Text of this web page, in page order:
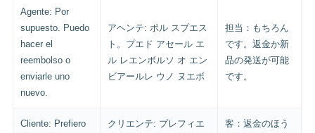
Agente: Por
supuesto. Puedo
hacer el
reembolso o
enviarle uno
nuevo.
アヘンテ: ポル スプエス
ト。プエド アセール エ
ル レエンボルソ オ エン
ビアールレ ウノ ヌエボ
担当：もちろん
です。返金か新
品の発送が可能
です。
Cliente: Prefiero
クリエンテ: プレフィエ
客：返金のほう